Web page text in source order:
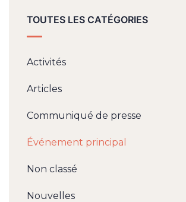
TOUTES LES CATÉGORIES
Activités
Articles
Communiqué de presse
Événement principal
Non classé
Nouvelles